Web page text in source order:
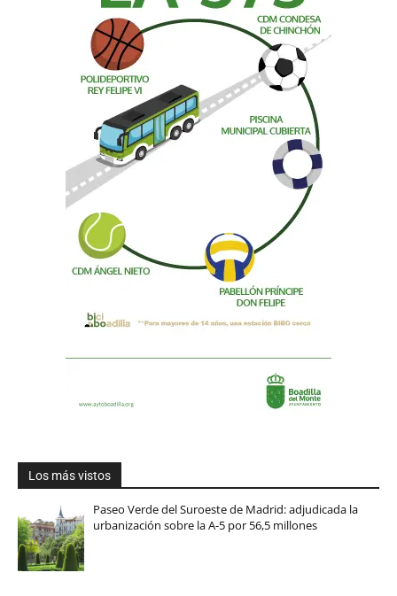
Los más vistos
Paseo Verde del Suroeste de Madrid: adjudicada la
urbanización sobre la A-5 por 56,5 millones